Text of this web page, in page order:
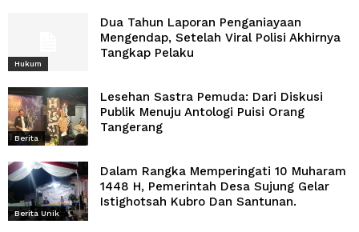
Hukum
Dua Tahun Laporan Penganiayaan
Mengendap, Setelah Viral Polisi Akhirnya
Tangkap Pelaku
Berita
Lesehan Sastra Pemuda: Dari Diskusi
Publik Menuju Antologi Puisi Orang
Tangerang
Berita Unik
Dalam Rangka Memperingati 10 Muharam
1448 H, Pemerintah Desa Sujung Gelar
Istighotsah Kubro Dan Santunan.